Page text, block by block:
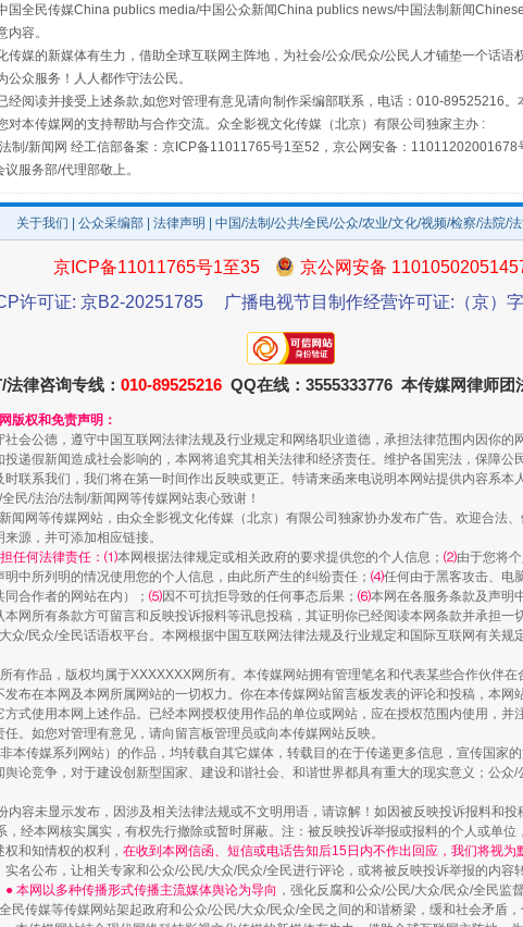
珠宝鉴定乱象
、白藏房 除了知识还要"留白"
国全民传媒China publics media/中国公众新闻China publics news/中国法制新闻
容。
传媒的新媒体有生力，借助全球互联网主阵地，为社会/公众/民众/公民人才铺垫一个话语
众服务！人人都作守法公民。
经阅读并接受上述条款,如您对管理有意见请向制作采编部联系，电话：010-89525216
对本传媒网的支持帮助与合作交流。众全影视文化传媒（北京）有限公司独家主办 :
制/新闻网 经工信部备案：京ICP备11011765号1至52，京公网安备：11011202001678
服务部/代理部敬上。
关于我们 公众采编部 法律声明 | 中国/法制/公共/全民/公众/农业/文化/视频/检察/法院/
京ICP备11011765号1至35
京公网安备
许可证: 京B2-20251785
广播电视节目制作经营许可证:（京）
律咨询专线： 010-89525216 QQ在线：3555333776 本传媒网律师团
版权和免责声明：
会公德，遵守中国互联网法律法规及行业规定和网络职业道德，承担法律范围内因你的
递假新闻造成社会影响的，本网将追究其相关法律和经济责任。维护各国宪法，保障
联系我们，我们将在第一时间作出反映或更正。特请来函来电说明本网站提供内容系
民/法治/法制/新闻网等传媒网站衷心致谢！
闻网等传媒网站，由众全影视文化传媒（北京）有限公司独家协办发布广告。欢迎合法
源，并可添加相应链接。
任何法律责任：⑴本网根据法律规定或相关政府的要求提供您的个人信息； ⑵由于您将
中所列明的情况使用您的个人信息，由此所产生的纠纷责任； ⑷任何由于黑客攻击、电
合作者的网站在内）； ⑸因不可抗拒导致的任何事态后果； ⑹本网在各服务条款及声明
网所有条款方可留言和反映投诉报料等讯息投稿，其证明你已经阅读本网条款并承担
众/民众/全民话语权平台。本网根据中国互联网法律法规及行业规定和国际互联网有关规
有作品，版权均属于XXXXXXX网所有。本传媒网站拥有管理笔名和代表某些合作伙伴
布在本网及本网所属网站的一切权力。你在本传媒网站留言板发表的评论和投稿，本
式使用本网上述作品。已经本网授权使用作品的单位或网站，应在授权范围内使用，并
。如您对管理有意见，请向留言板管理员或向本传媒网站反映。
本传媒系列网站）的作品，均转载自其它媒体，转载目的在于传递更多信息，宣传国家
论竞争，对于建设创新型国家、建设和谐社会、和谐世界都具有重大的现实意义；公众
内容未显示发布，因涉及相关法律法规或不文明用语，请谅解！如因被反映投诉报料和
，经本网核实属实，有权先行撤除或暂时屏蔽。注：被反映投诉举报或报料的个人或单
和知情权的权利， 在收到本网信函、短信或电话告知后15日内不作出回应，我们将视为
名公布，让相关专家和公众/公民/大众/民众/全民进行评论，或将被反映投诉举报的内
● 本网以多种传播形式传播主流媒体舆论为导向 ，强化反腐和公众/公民/大众/民众/全民
民传媒等传媒网站架起政府和公众/公民/大众/民众/全民之间的和谐桥梁，缓和社会矛盾